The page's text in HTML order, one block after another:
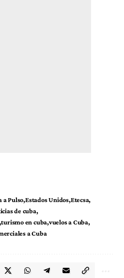
a Pulso Estados Unidos Etecsa
de cuba
turismo en cuba vuelos a Cuba
a Cuba